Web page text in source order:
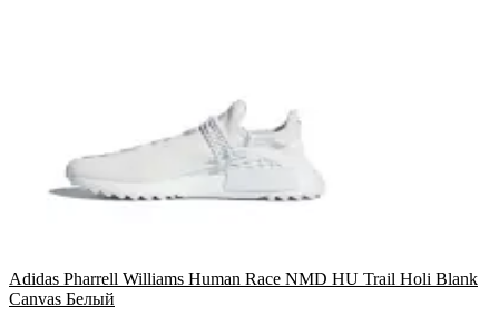
Adidas Pharrell Williams Human Race NMD HU Trail Holi Blank
Canvas Белый